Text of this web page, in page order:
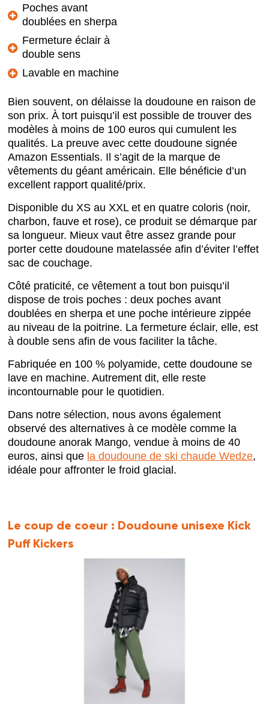
Poches avant
doublées en sherpa
Fermeture éclair à
double sens
Lavable en machine
Bien souvent, on délaisse la doudoune en raison de
son prix. À tort puisqu’il est possible de trouver des
modèles à moins de 100 euros qui cumulent les
qualités. La preuve avec cette doudoune signée
Amazon Essentials. Il s’agit de la marque de
vêtements du géant américain. Elle bénéficie d’un
excellent rapport qualité/prix.
Disponible du XS au XXL et en quatre coloris (noir,
charbon, fauve et rose), ce produit se démarque par
sa longueur. Mieux vaut être assez grande pour
porter cette doudoune matelassée afin d’éviter l’effet
sac de couchage.
Côté praticité, ce vêtement a tout bon puisqu’il
dispose de trois poches : deux poches avant
doublées en sherpa et une poche intérieure zippée
au niveau de la poitrine. La fermeture éclair, elle, est
à double sens afin de vous faciliter la tâche.
Fabriquée en 100 % polyamide, cette doudoune se
lave en machine. Autrement dit, elle reste
incontournable pour le quotidien.
Dans notre sélection, nous avons également
observé des alternatives à ce modèle comme la
doudoune anorak Mango, vendue à moins de 40
euros, ainsi que la doudoune de ski chaude Wedze,
idéale pour affronter le froid glacial.
Le coup de coeur : Doudoune unisexe Kick
Puff Kickers